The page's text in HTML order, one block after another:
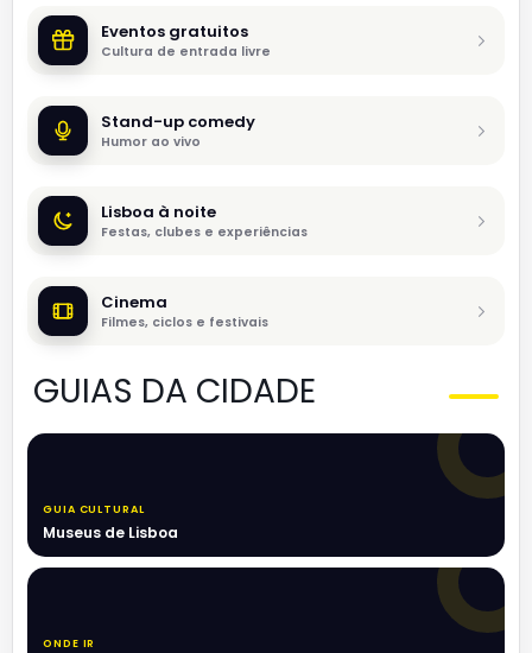
Eventos gratuitos
Cultura de entrada livre
Stand-up comedy
Humor ao vivo
Lisboa à noite
Festas, clubes e experiências
Cinema
Filmes, ciclos e festivais
GUIAS DA CIDADE
GUIA CULTURAL
Museus de Lisboa
ONDE IR